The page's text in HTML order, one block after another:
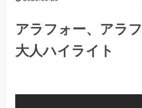
アラフォー、アラ
大人ハイライト